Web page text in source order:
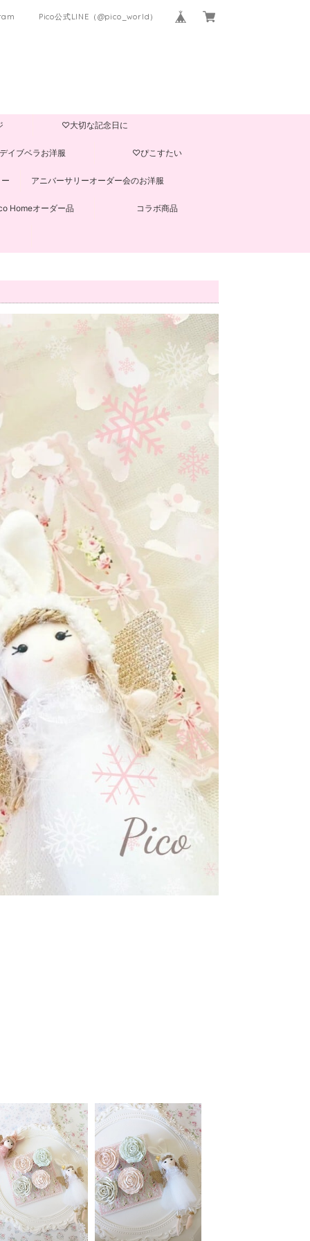
Pico公式LINE（@pico_world）
♡大切な記念日に
イブベラお洋服 ♡ぴこすたい
アニバーサリーオーダー会のお洋服
Homeオーダー品 コラボ商品